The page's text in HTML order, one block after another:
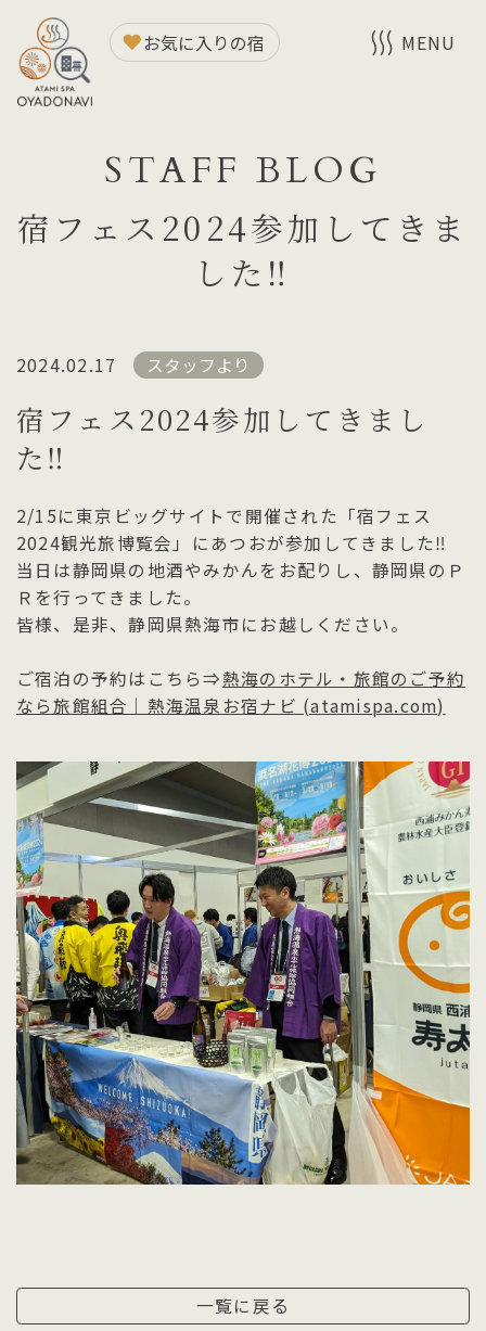
STAFF BLOG
宿フェス2024参加してきま
した‼
お気に入りの宿 MENU
2024.02.17 スタッフより
宿フェス2024参加してきまし
た‼
2/15に東京ビッグサイトで開催された「宿フェス
2024観光旅博覧会」にあつおが参加してきました‼
当日は静岡県の地酒やみかんをお配りし、静岡県のＰ
Ｒを行ってきました。
皆様、是非、静岡県熱海市にお越しください。
ご宿泊の予約はこちら⇒熱海のホテル・旅館のご予約
なら旅館組合｜熱海温泉お宿ナビ (atamispa.com)
一覧に戻る